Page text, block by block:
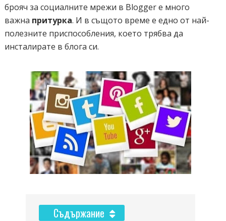
брояч за социалните мрежи в Blogger е много
важна притурка. И в същото време е едно от най-
полезните приспособления, което трябва да
инсталирате в блога си.
Съдържание